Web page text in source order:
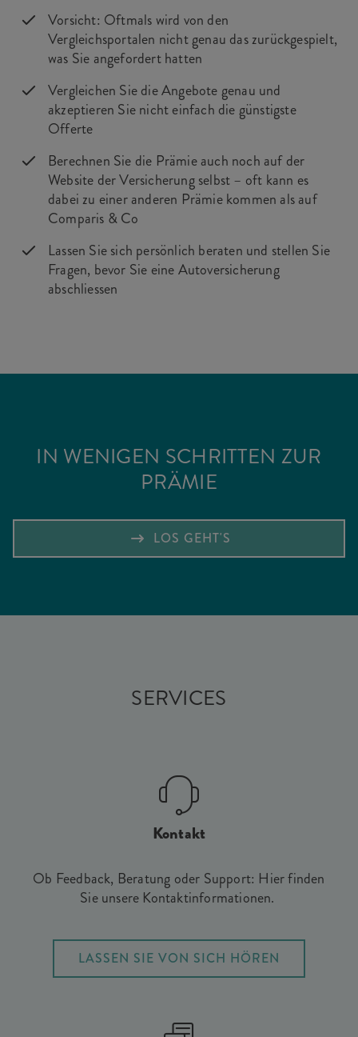
Vorsicht: Oftmals wird von den
Vergleichsportalen nicht genau das zurückgespielt,
was Sie angefordert hatten
Vergleichen Sie die Angebote genau und
akzeptieren Sie nicht einfach die günstigste
Offerte
Berechnen Sie die Prämie auch noch auf der
Website der Versicherung selbst – oft kann es
dabei zu einer anderen Prämie kommen als auf
Comparis & Co
Lassen Sie sich persönlich beraten und stellen Sie
Fragen, bevor Sie eine Autoversicherung
abschliessen
IN WENIGEN SCHRITTEN ZUR
PRÄMIE
LOS GEHT'S
SERVICES
Kontakt
Ob Feedback, Beratung oder Support: Hier finden
Sie unsere Kontaktinformationen.
LASSEN SIE VON SICH HÖREN